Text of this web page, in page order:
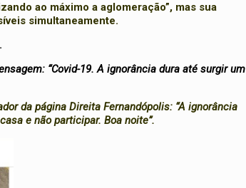
ao máximo a aglomeração”, mas sua
simultaneamente.
“Covid-19. A ignorância dura até surgir um
da página Direita Fernandópolis: “A ignorância
e não participar. Boa noite”.